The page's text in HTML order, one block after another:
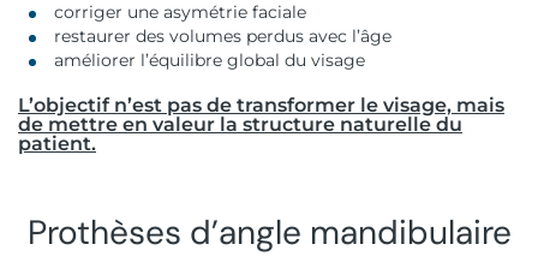
corriger une asymétrie faciale
restaurer des volumes perdus avec l’âge
améliorer l’équilibre global du visage
L’objectif n’est pas de transformer le visage, mais
de mettre en valeur la structure naturelle du
patient.
Prothèses d’angle mandibulaire